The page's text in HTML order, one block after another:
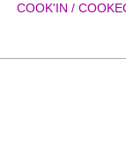
COOK'IN /